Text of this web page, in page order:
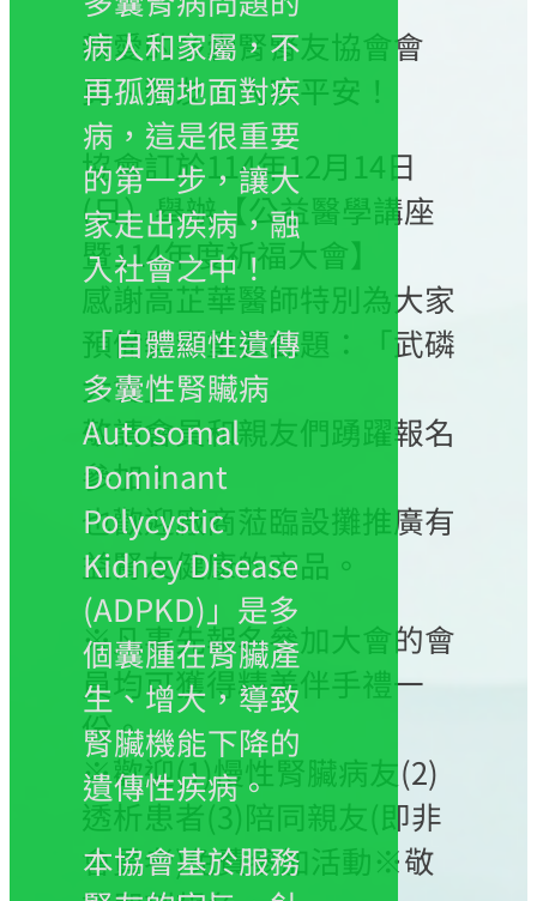
病人和家屬，不
再孤獨地面對疾
病，這是很重要
的第一步，讓大
家走出疾病，融
入社會之中！
「自體顯性遺傳
多囊性腎贜病
Autosomal
Dominant
Polycystic
Kidney Disease
(ADPKD)」是多
個囊腫在腎臟產
生、增大，導致
腎臟機能下降的
遺傳性疾病。
本協會基於服務
親愛的多囊腎腎友協會會
員、親友，大家平安！
協會訂於114年12月14日
(日）舉辦【公益醫學講座
暨114年度祈福大會】
感謝高芷華醫師特別為大家
預備教導重要課題：「武磷
大會」。
敬請會員和親友們踴躍報名
參加！
也歡迎廠商蒞臨設攤推廣有
益腎友健康的商品。
※凡事先報名參加大會的會
員均可獲得精美伴手禮一
份。
※歡迎(1)慢性腎臟病友(2)
透析患者(3)陪同親友(即非
會員者)免費參加活動※敬